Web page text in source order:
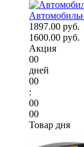
1897.00 руб.
1600.00 руб.
Акция
00
дней
00
:
00
00
Товар дня